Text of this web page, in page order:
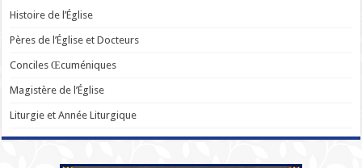
Histoire de l’Église
Pères de l’Église et Docteurs
Conciles Œcuméniques
Magistère de l’Église
Liturgie et Année Liturgique